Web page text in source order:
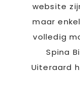
website
maar
volledig
Spina
Uiteraard